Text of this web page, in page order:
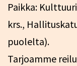
Paikka:
krs.,
puolelta).
Tarjoamme